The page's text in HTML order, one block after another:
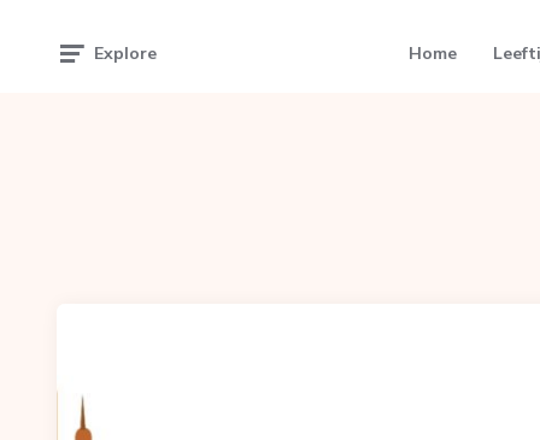
Explore Home